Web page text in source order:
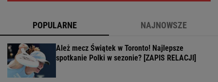
POPULARNE NAJNOWSZE
Ależ mecz Świątek w Toronto! Najlepsze
spotkanie Polki w sezonie? [ZAPIS RELACJI]